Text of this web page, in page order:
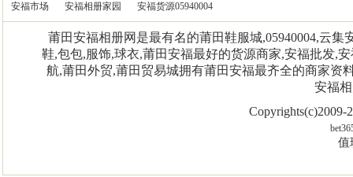
安福市场 安福相册家园 安福货源05940004
莆田安福相册网是最有名的莆田鞋服城,05940004,云
鞋,包包,服饰,球衣,莆田安福最好的货源商家,安福批发,
航,莆田外贸,莆田贸易城拥有莆田安福最齐全的商家资
安福
Copyrights(c)2009-
值